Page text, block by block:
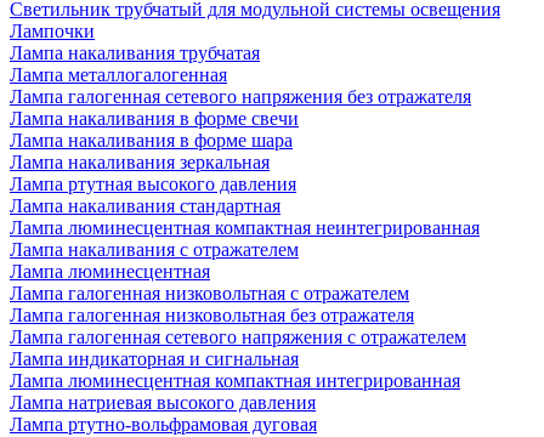
Светильник трубчатый для модульной системы освещения
Лампочки
Лампа накаливания трубчатая
Лампа металлогалогенная
Лампа галогенная сетевого напряжения без отражателя
Лампа накаливания в форме свечи
Лампа накаливания в форме шара
Лампа накаливания зеркальная
Лампа ртутная высокого давления
Лампа накаливания стандартная
Лампа люминесцентная компактная неинтегрированная
Лампа накаливания с отражателем
Лампа люминесцентная
Лампа галогенная низковольтная с отражателем
Лампа галогенная низковольтная без отражателя
Лампа галогенная сетевого напряжения с отражателем
Лампа индикаторная и сигнальная
Лампа люминесцентная компактная интегрированная
Лампа натриевая высокого давления
Лампа ртутно-вольфрамовая дуговая